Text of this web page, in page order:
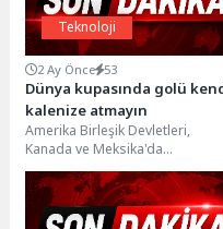
Teknoloji
2 Ay Önce 53
Dünya kupasında golü
kalenize atmayın
Amerika Birleşik Devletleri,
Kanada ve Meksika'da
düzenlenecek 2026 FIFA Dünya
Kupası yaklaşırken heyecan
noktasına...